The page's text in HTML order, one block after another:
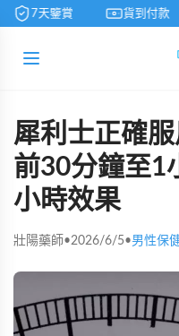
7天鑒賞 貨到付款
犀利士正確
前30分鐘至1
小時效果
壯陽藥師•2026/6/5•男性保